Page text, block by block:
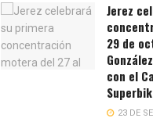
Jerez
29 de
con el
23 DE